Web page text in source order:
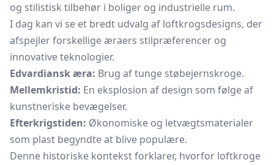
og stilistisk tilbehør i boliger og industrielle rum.
I dag kan vi se et bredt udvalg af loftkrogsdesigns, der
afspejler forskellige æraers stilpræferencer og
innovative teknologier.
Edvardiansk æra: Brug af tunge støbejernskroge.
Mellemkristid: En eksplosion af design som følge af
kunstneriske bevægelser.
Efterkrigstiden: Økonomiske og letvægtsmaterialer
som plast begyndte at blive populære.
Denne historiske kontekst forklarer, hvorfor loftkroge